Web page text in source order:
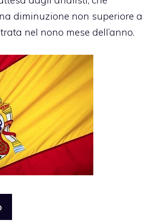
diminuzione non superiore a
nel nono mese dell’anno.